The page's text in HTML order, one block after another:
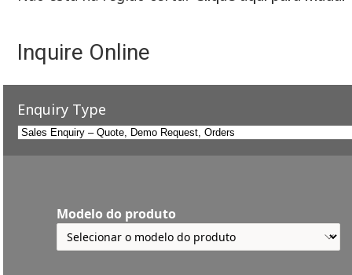
Inquire Online
Enquiry Type
Modelo do produto